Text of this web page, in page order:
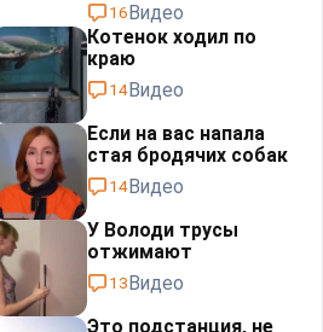
16Видео
Котенок ходил по
краю
14Видео
Если на вас напала
стая бродячих собак
14Видео
У Володи трусы
отжимают
13Видео
Это подстанция, не